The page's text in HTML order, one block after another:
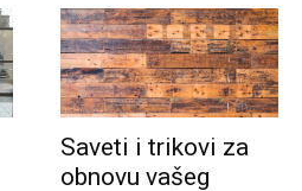
Saveti i trikovi za
obnovu vašeg